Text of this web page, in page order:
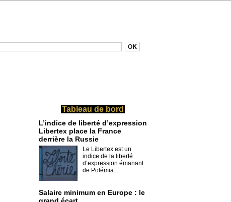
Tableau de bord
L’indice de liberté d’expression
Libertex place la France
derrière la Russie
Le Libertex est un
indice de la liberté
d’expression émanant
de Polémia....
Salaire minimum en Europe : le